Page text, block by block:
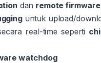
dan remote
untuk upload/
real-time seperti
watchdog